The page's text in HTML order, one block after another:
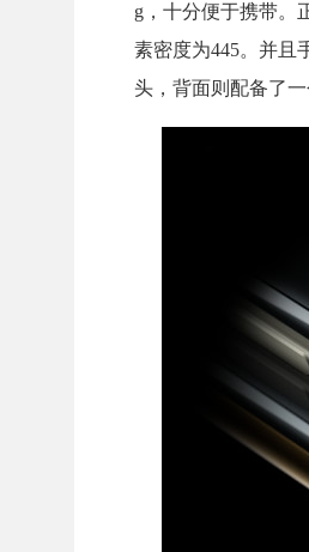
g，十分便于携带。
素密度为445。并且
头，背面则配备了